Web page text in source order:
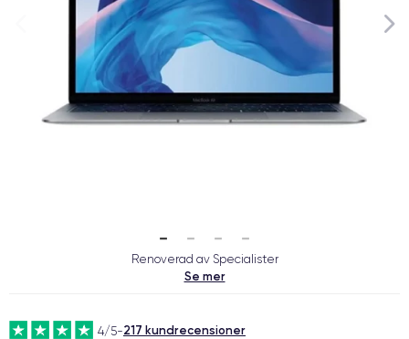
Renoverad av Specialister
Se mer
4/5-217 kundrecensioner